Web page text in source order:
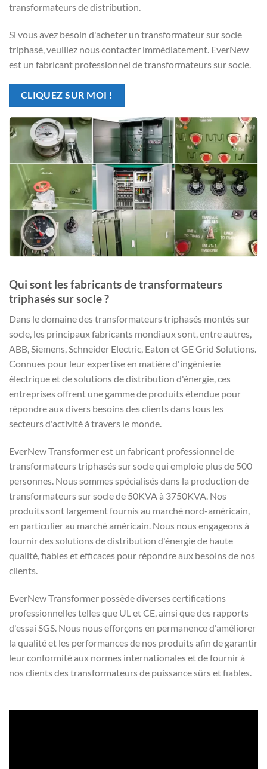
transformateurs de distribution.
Si vous avez besoin d'acheter un transformateur sur socle
triphasé, veuillez nous contacter immédiatement. EverNew
est un fabricant professionnel de transformateurs sur socle.
CLIQUEZ SUR MOI !
Qui sont les fabricants de transformateurs
triphasés sur socle ?
Dans le domaine des transformateurs triphasés montés sur
socle, les principaux fabricants mondiaux sont, entre autres,
ABB, Siemens, Schneider Electric, Eaton et GE Grid Solutions.
Connues pour leur expertise en matière d'ingénierie
électrique et de solutions de distribution d'énergie, ces
entreprises offrent une gamme de produits étendue pour
répondre aux divers besoins des clients dans tous les
secteurs d'activité à travers le monde.
EverNew Transformer est un fabricant professionnel de
transformateurs triphasés sur socle qui emploie plus de 500
personnes. Nous sommes spécialisés dans la production de
transformateurs sur socle de 50KVA à 3750KVA. Nos
produits sont largement fournis au marché nord-américain,
en particulier au marché américain. Nous nous engageons à
fournir des solutions de distribution d'énergie de haute
qualité, fiables et efficaces pour répondre aux besoins de nos
clients.
EverNew Transformer possède diverses certifications
professionnelles telles que UL et CE, ainsi que des rapports
d'essai SGS. Nous nous efforçons en permanence d'améliorer
la qualité et les performances de nos produits afin de garantir
leur conformité aux normes internationales et de fournir à
nos clients des transformateurs de puissance sûrs et fiables.